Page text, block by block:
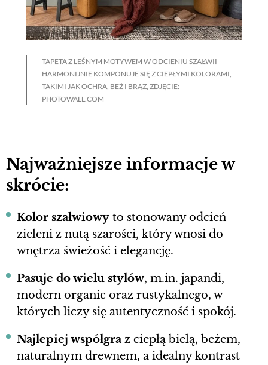
TAPETA Z LEŚNYM MOTYWEM W ODCIENIU SZAŁWII
HARMONIJNIE KOMPONUJE SIĘ Z CIEPŁYMI KOLORAMI,
TAKIMI JAK OCHRA, BEŻ I BRĄZ, ZDJĘCIE:
PHOTOWALL.COM
Najważniejsze informacje w
skrócie:
Kolor szałwiowy to stonowany odcień
zieleni z nutą szarości, który wnosi do
wnętrza świeżość i elegancję.
Pasuje do wielu stylów, m.in. japandi,
modern organic oraz rustykalnego, w
których liczy się autentyczność i spokój.
Najlepiej współgra z ciepłą bielą, beżem,
naturalnym drewnem, a idealny kontrast